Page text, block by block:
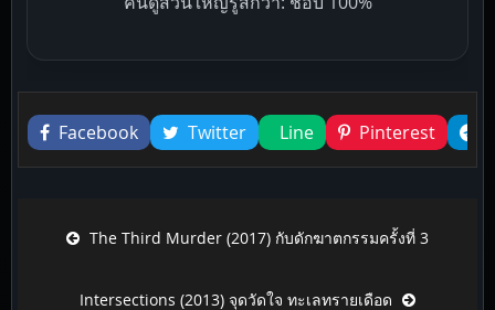
Liked this
Facebook
Twitter Line Pinterest
Post navigationThe Third Murder (2017) กับดักฆาตกรรมครั้งที่ 3
Intersections (2013) จุดวัดใจ ทะเลทรายเดือด